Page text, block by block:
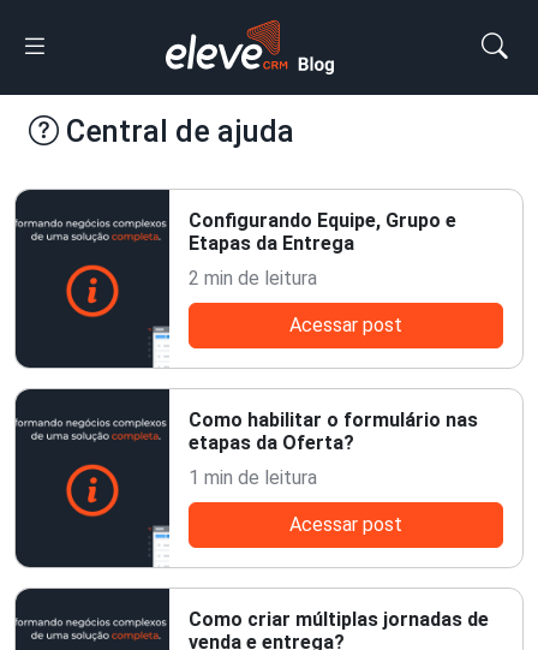
Central de ajuda
Configurando Equipe, Grupo e
Etapas da Entrega
2 min de leitura
Acessar post
Como habilitar o formulário nas
etapas da Oferta?
1 min de leitura
Acessar post
Como criar múltiplas jornadas de
venda e entrega?